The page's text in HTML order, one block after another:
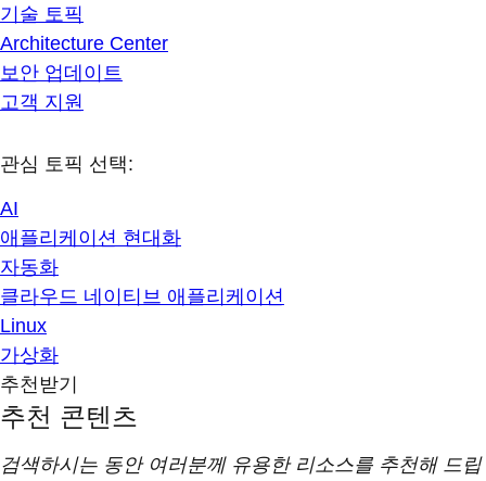
기술 토픽
Architecture Center
보안 업데이트
고객 지원
관심 토픽 선택:
AI
애플리케이션 현대화
자동화
클라우드 네이티브 애플리케이션
Linux
가상화
추천받기
추천 콘텐츠
검색하시는 동안 여러분께 유용한 리소스를 추천해 드립